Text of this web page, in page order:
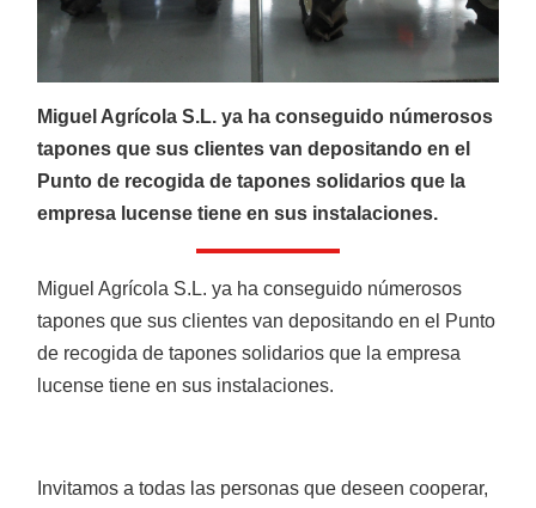
Nuestras marcas
CATÁLOGOS
Ofertas
Productos
AGRÍCOLA
Miguel Agrícola S.L. ya ha conseguido númerosos
tapones que sus clientes van depositando en el
Punto de recogida de tapones solidarios que la
empresa lucense tiene en sus instalaciones.
Miguel Agrícola S.L. ya ha conseguido númerosos
tapones que sus clientes van depositando en el Punto
de recogida de tapones solidarios que la empresa
lucense tiene en sus instalaciones.
Invitamos a todas las personas que deseen cooperar,